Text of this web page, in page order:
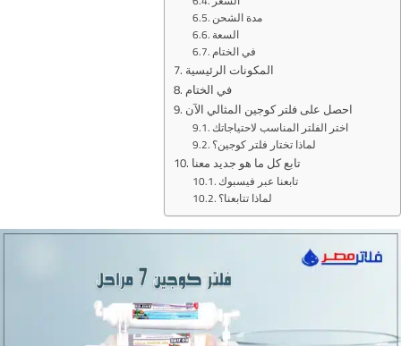
مدة الشحن
السعة
في الختام
المكونات الرئيسية
في الختام
احصل على فلتر كوجين المثالي الآن
اختر الفلتر المناسب لاحتياجاتك
لماذا تختار فلتر كوجين؟
تابع كل ما هو جديد معنا
تابعنا عبر فيسبوك
لماذا تتابعنا؟